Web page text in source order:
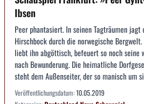
Ibsen
Peer phantasiert. In seinen Tagträumen jagt
Hirschbock durch die norwegische
liebt ihn abgöttisch, befeuert so noch seine
nach Bewunderung. Die heimatliche
steht dem Außenseiter, der so manisch um
Veröffentlichungsdatum:10.05.2019